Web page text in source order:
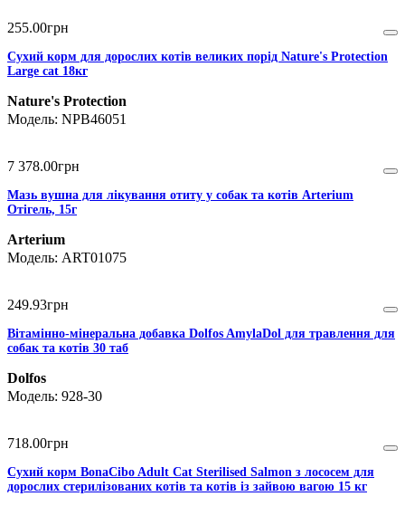
255.00грн
Сухий корм для дорослих котів великих порід Nature's Protection
Large cat 18кг
Nature's Protection
NPB46051
7 378.00грн
Мазь вушна для лікування отиту у собак та котів Arterium
Отігель, 15г
Arterium
ART01075
249.93грн
Вітамінно-мінеральна добавка Dolfos AmylaDol для травлення для
собак та котів 30 таб
Dolfos
928-30
718.00грн
Сухий корм BonaCibo Adult Cat Sterilised Salmon з лососем для
дорослих стерилізованих котів та котів із зайвою вагою 15 кг